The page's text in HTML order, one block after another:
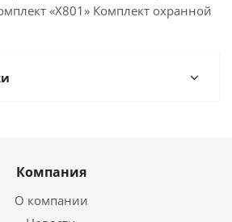
«X801» Комплект охранной
Компания
О компании